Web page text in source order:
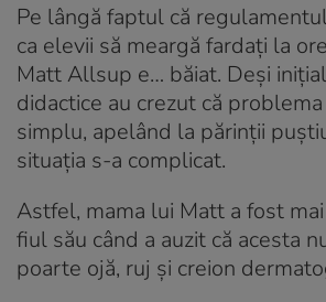
Pe lângă faptul că
ca elevii să meargă fardaţi la
Matt Allsup e… băiat. Deşi
didactice au crezut că
simplu, apelând la părinţii
situaţia s-a complicat.
Astfel, mama lui Matt a fost
fiul său când a auzit că acesta
poarte ojă, ruj şi creion